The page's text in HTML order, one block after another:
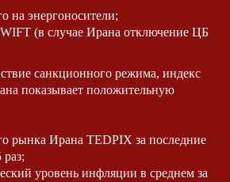
на энергоносители;
(в случае Ирана отключение ЦБ
санкционного режима, индекс
показывает положительную
рынка Ирана TEDPIX за последние
раз;
уровень инфляции в среднем за
Экспертиза
Контакты